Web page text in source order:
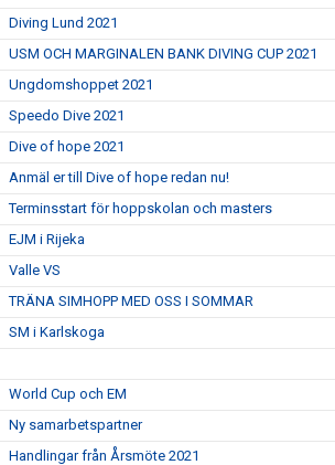
Diving Lund 2021
USM OCH MARGINALEN BANK DIVING CUP 2021
Ungdomshoppet 2021
Speedo Dive 2021
Dive of hope 2021
Anmäl er till Dive of hope redan nu!
Terminsstart för hoppskolan och masters
EJM i Rijeka
Valle VS
TRÄNA SIMHOPP MED OSS I SOMMAR
SM i Karlskoga
World Cup och EM
Ny samarbetspartner
Handlingar från Årsmöte 2021